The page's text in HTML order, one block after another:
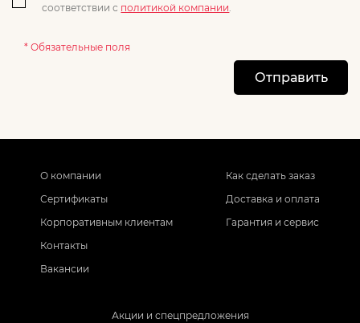
соответствии с политикой компании.
* Обязательные поля
Отправить
О компании
Сертификаты
Корпоративным клиентам
Контакты
Вакансии
Как сделать заказ
Доставка и оплата
Гарантия и сервис
Акции и спецпредложения